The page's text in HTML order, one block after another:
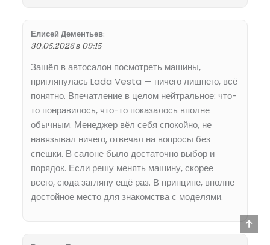
Елисей Дементьев:
30.05.2026 в 09:15
Зашёл в автосалон посмотреть машины,
приглянулась Lada Vesta — ничего лишнего, всё
понятно. Впечатление в целом нейтральное: что-
то понравилось, что-то показалось вполне
обычным. Менеджер вёл себя спокойно, не
навязывал ничего, отвечал на вопросы без
спешки. В салоне было достаточно выбор и
порядок. Если решу менять машину, скорее
всего, сюда загляну ещё раз. В принципе, вполне
достойное место для знакомства с моделями.